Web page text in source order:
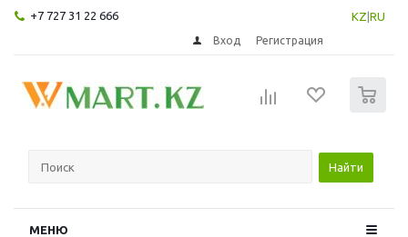
+7 727 31 22 666 KZ RU
Вход Регистрация
Найти
МЕНЮ